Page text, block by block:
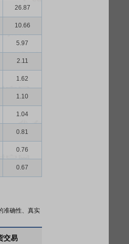
26.87
10.66
5.97
2.11
1.62
1.10
1.04
0.81
0.76
0.67
准确性、真实
交易